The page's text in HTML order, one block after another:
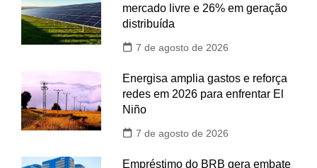
mercado livre e 26% em geração
distribuída
7 de agosto de 2026
Energisa amplia gastos e reforça
redes em 2026 para enfrentar El
Niño
7 de agosto de 2026
Empréstimo do BRB gera embate